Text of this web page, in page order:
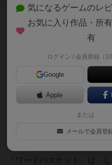
139名 2名 0 5年
難易度上昇を招く
険な拡張
本レビューは拡張キットを
単体でのゲームを比較した
想・評価ではない。
「ワードバスケット」は、
気になるゲームのレ
お気に入り作品・所
有
ログイン / 会員登録（10
Google
Apple
または
メールで会員登